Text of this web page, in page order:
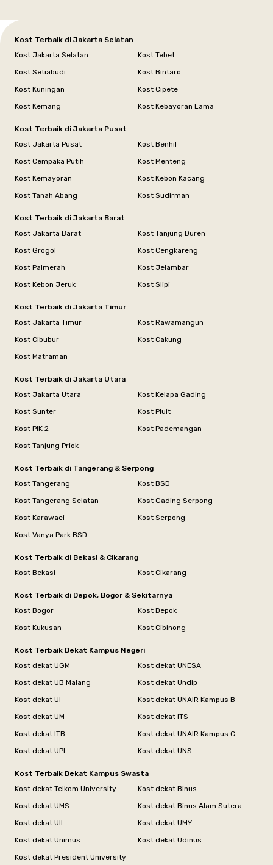
Kost Terbaik di Jakarta Selatan
Kost Jakarta Selatan
Kost Tebet
Kost Setiabudi
Kost Bintaro
Kost Kuningan
Kost Cipete
Kost Kemang
Kost Kebayoran Lama
Kost Terbaik di Jakarta Pusat
Kost Jakarta Pusat
Kost Benhil
Kost Cempaka Putih
Kost Menteng
Kost Kemayoran
Kost Kebon Kacang
Kost Tanah Abang
Kost Sudirman
Kost Terbaik di Jakarta Barat
Kost Jakarta Barat
Kost Tanjung Duren
Kost Grogol
Kost Cengkareng
Kost Palmerah
Kost Jelambar
Kost Kebon Jeruk
Kost Slipi
Kost Terbaik di Jakarta Timur
Kost Jakarta Timur
Kost Rawamangun
Kost Cibubur
Kost Cakung
Kost Matraman
Kost Terbaik di Jakarta Utara
Kost Jakarta Utara
Kost Kelapa Gading
Kost Sunter
Kost Pluit
Kost PIK 2
Kost Pademangan
Kost Tanjung Priok
Kost Terbaik di Tangerang & Serpong
Kost Tangerang
Kost BSD
Kost Tangerang Selatan
Kost Gading Serpong
Kost Karawaci
Kost Serpong
Kost Vanya Park BSD
Kost Terbaik di Bekasi & Cikarang
Kost Bekasi
Kost Cikarang
Kost Terbaik di Depok, Bogor & Sekitarnya
Kost Bogor
Kost Depok
Kost Kukusan
Kost Cibinong
Kost Terbaik Dekat Kampus Negeri
Kost dekat UGM
Kost dekat UNESA
Kost dekat UB Malang
Kost dekat Undip
Kost dekat UI
Kost dekat UNAIR Kampus B
Kost dekat UM
Kost dekat ITS
Kost dekat ITB
Kost dekat UNAIR Kampus C
Kost dekat UPI
Kost dekat UNS
Kost Terbaik Dekat Kampus Swasta
Kost dekat Telkom University
Kost dekat Binus
Kost dekat UMS
Kost dekat Binus Alam Sutera
Kost dekat UII
Kost dekat UMY
Kost dekat Unimus
Kost dekat Udinus
Kost dekat President University